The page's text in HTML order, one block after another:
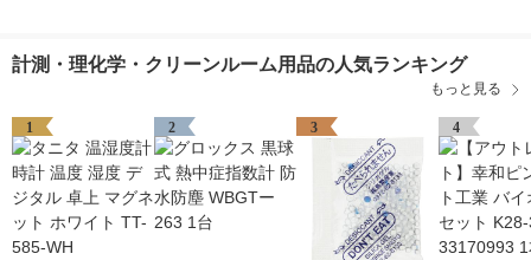
計測・理化学・クリーンルーム用品の人気ランキング
もっと見る
1 2 3 4